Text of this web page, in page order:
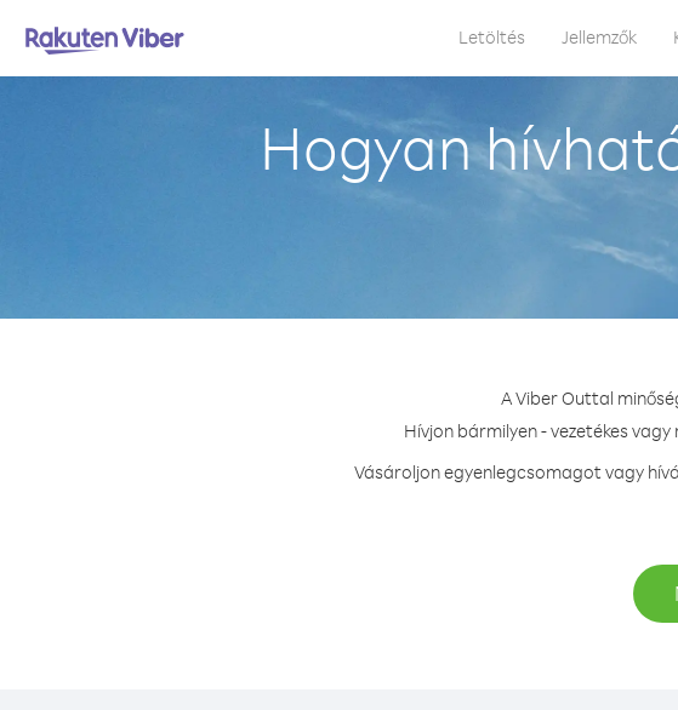
Letöltés Jellemzők
Hogyan
A Viber Outtal
Hívjon bármilyen - vezetékes
Vásároljon egyenlegcsomagot vagy